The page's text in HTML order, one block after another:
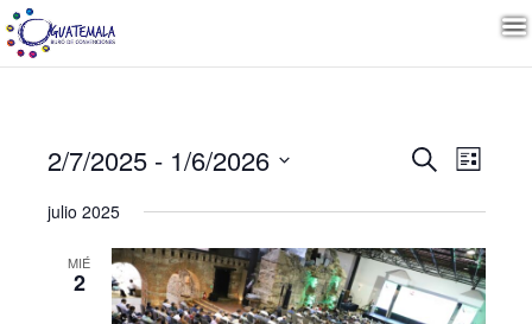
de
Buscar
de
vistas
Lista
2/7/2025 - 1/6/2026
fecha.
julio 2025
MIÉ
2